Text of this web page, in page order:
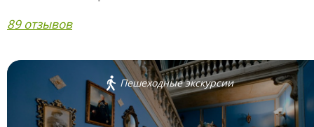
89 отзывов
Пешеходные экскурсии